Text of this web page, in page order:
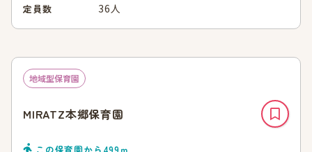
定員数 36人
地域型保育園
MIRATZ本郷保育園
この保育園から 499ｍ